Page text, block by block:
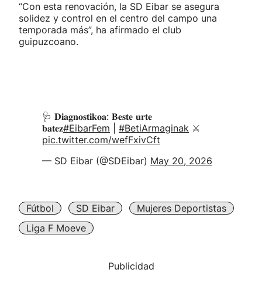
“Con esta renovación, la SD Eibar se asegura
solidez y control en el centro del campo una
temporada más”, ha afirmado el club
guipuzcoano.
🩺 𝐃𝐢𝐚𝐠𝐧𝐨𝐬𝐭𝐢𝐤𝐨𝐚: 𝐁𝐞𝐬𝐭𝐞 𝐮𝐫𝐭𝐞
𝐛𝐚𝐭𝐞𝐳#EibarFem #BetiArmaginak ⚔️
pic.twitter.com/wefFxivCft
— SD Eibar (@SDEibar) May 20, 2026
Fútbol SD Eibar
Mujeres Deportistas
Liga F Moeve
Publicidad